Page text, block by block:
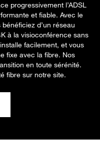
progressivement l’ADSL
et fiable. Avec le
d’un réseau
à la visioconférence sans
facilement, et vous
fixe avec la fibre. Nos
en toute sérénité.
fibre sur notre site.